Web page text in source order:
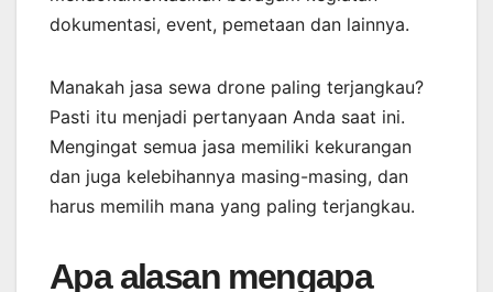
dokumentasi, event, pemetaan dan lainnya.
Manakah jasa sewa drone paling terjangkau?
Pasti itu menjadi pertanyaan Anda saat ini.
Mengingat semua jasa memiliki kekurangan
dan juga kelebihannya masing-masing, dan
harus memilih mana yang paling terjangkau.
Apa alasan mengapa